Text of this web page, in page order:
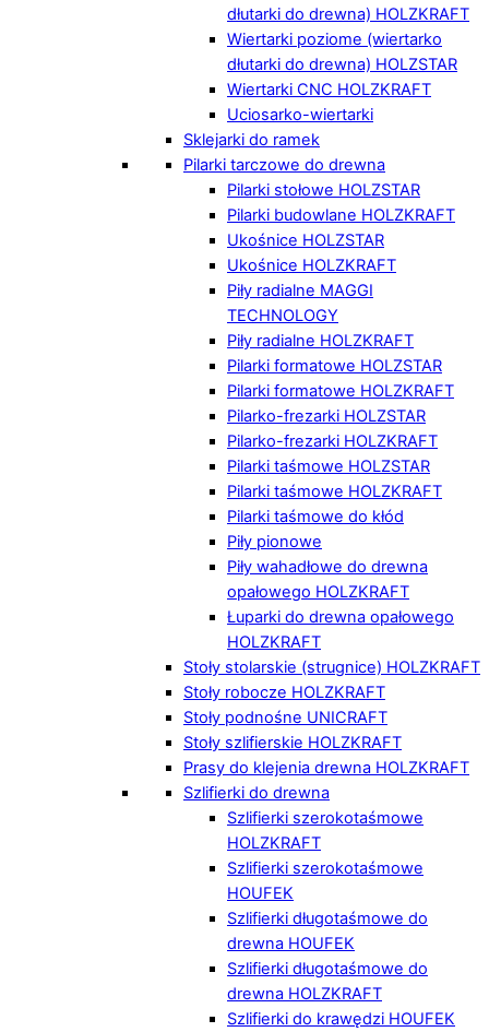
dłutarki do drewna) HOLZKRAFT
Wiertarki poziome (wiertarko
dłutarki do drewna) HOLZSTAR
Wiertarki CNC HOLZKRAFT
Uciosarko-wiertarki
Sklejarki do ramek
Pilarki tarczowe do drewna
Pilarki stołowe HOLZSTAR
Pilarki budowlane HOLZKRAFT
Ukośnice HOLZSTAR
Ukośnice HOLZKRAFT
Piły radialne MAGGI
TECHNOLOGY
Piły radialne HOLZKRAFT
Pilarki formatowe HOLZSTAR
Pilarki formatowe HOLZKRAFT
Pilarko-frezarki HOLZSTAR
Pilarko-frezarki HOLZKRAFT
Pilarki taśmowe HOLZSTAR
Pilarki taśmowe HOLZKRAFT
Pilarki taśmowe do kłód
Piły pionowe
Piły wahadłowe do drewna
opałowego HOLZKRAFT
Łuparki do drewna opałowego
HOLZKRAFT
Stoły stolarskie (strugnice) HOLZKRAFT
Stoły robocze HOLZKRAFT
Stoły podnośne UNICRAFT
Stoły szlifierskie HOLZKRAFT
Prasy do klejenia drewna HOLZKRAFT
Szlifierki do drewna
Szlifierki szerokotaśmowe
HOLZKRAFT
Szlifierki szerokotaśmowe
HOUFEK
Szlifierki długotaśmowe do
drewna HOUFEK
Szlifierki długotaśmowe do
drewna HOLZKRAFT
Szlifierki do krawędzi HOUFEK